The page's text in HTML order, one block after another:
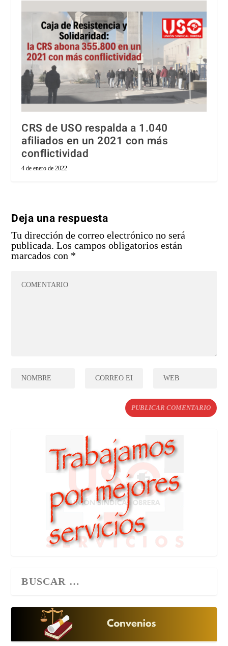
CRS de USO respalda a 1.040
afiliados en un 2021 con más
conflictividad
4 de enero de 2022
Deja una respuesta
Tu dirección de correo electrónico no será
publicada. Los campos obligatorios están
marcados con *